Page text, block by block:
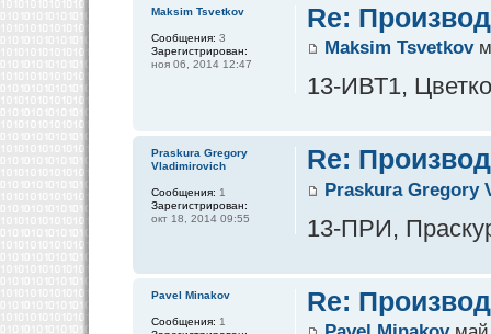
Re:
Maksim Tsvetkov
13-ИВТ1,
Maksim Tsvetkov
Сообщения: 3
Зарегистрирован:
ноя 06, 2014 12:47
Re:
Praskura Gregory
13-ПРИ,
Praskura Gregory
Vladimirovich
Сообщения: 1
Зарегистрирован:
окт 18, 2014 09:55
Re:
Pavel Minakov
Сообщения: 1